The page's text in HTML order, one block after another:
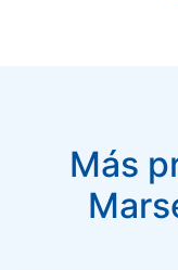
Más